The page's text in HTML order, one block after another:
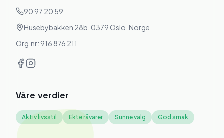
90 97 20 59
Husebybakken 28b, 0379 Oslo, Norge
Org.nr: 916 876 211
Våre verdier
Aktiv livsstil Ekte råvarer Sunne valg God smak